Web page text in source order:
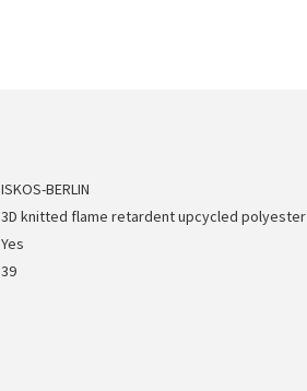
ISKOS-BERLIN
3D knitted flame retardent upcycled polyester
Yes
39